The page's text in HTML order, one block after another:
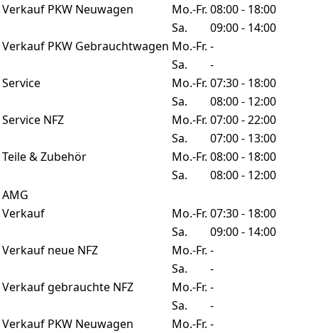
Verkauf PKW Neuwagen
Mo.-Fr. 08:00 - 18:00
Sa.
09:00 - 14:00
Verkauf PKW Gebrauchtwagen Mo.-Fr. -
Sa.
-
Service
Mo.-Fr. 07:30 - 18:00
Sa.
08:00 - 12:00
Service NFZ
Mo.-Fr. 07:00 - 22:00
Sa.
07:00 - 13:00
Teile & Zubehör
Mo.-Fr. 08:00 - 18:00
Sa.
08:00 - 12:00
AMG
Verkauf
Mo.-Fr. 07:30 - 18:00
Sa.
09:00 - 14:00
Verkauf neue NFZ
Mo.-Fr. -
Sa.
-
Verkauf gebrauchte NFZ
Mo.-Fr. -
Sa.
-
Verkauf PKW Neuwagen
Mo.-Fr. -